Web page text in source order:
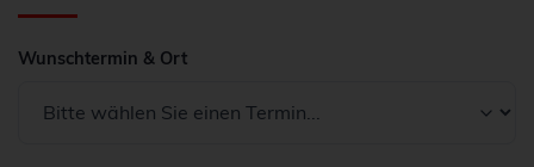
Wunschtermin & Ort